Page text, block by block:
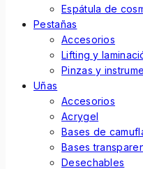
Espátula de
Pestañas
Accesorios
Lifting y
Pinzas y
Uñas
Accesorios
Acrygel
Bases de
Bases
Desechables